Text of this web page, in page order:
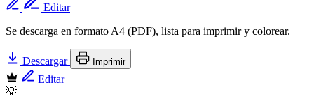
Editar
Se descarga en formato A4 (PDF), lista para imprimir y colorear.
Descargar Imprimir
Editar
💡